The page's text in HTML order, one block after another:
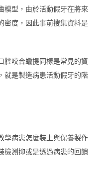
模型，由於活動假牙在將來
密度，因此事前搜集資料是
腔咬合蠟提同樣是常見的資
就是製造病患活動假牙的階
學病患怎麼裝上與保養製作
檢測抑或是透過病患的回饋